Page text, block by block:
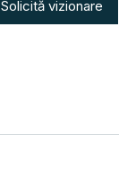
Solicită vizionare